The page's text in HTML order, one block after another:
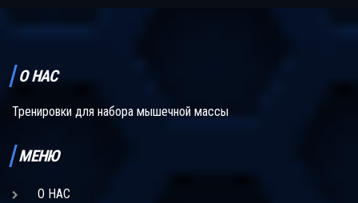
О НАС
Тренировки для набора мышечной массы
МЕНЮ
О НАС